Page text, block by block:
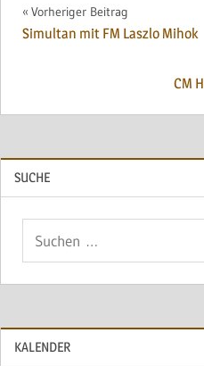
Vorheriger Beitrag
Simultan mit FM Laszlo Mihok
CM
SUCHE
KALENDER